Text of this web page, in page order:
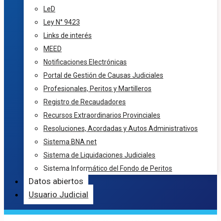
LeD
Ley N° 9423
Links de interés
MEED
Notificaciones Electrónicas
Portal de Gestión de Causas Judiciales
Profesionales, Peritos y Martilleros
Registro de Recaudadores
Recursos Extraordinarios Provinciales
Resoluciones, Acordadas y Autos Administrativos
Sistema BNA net
Sistema de Liquidaciones Judiciales
Sistema Informático del Fondo de Peritos
Datos abiertos
Usuario Judicial